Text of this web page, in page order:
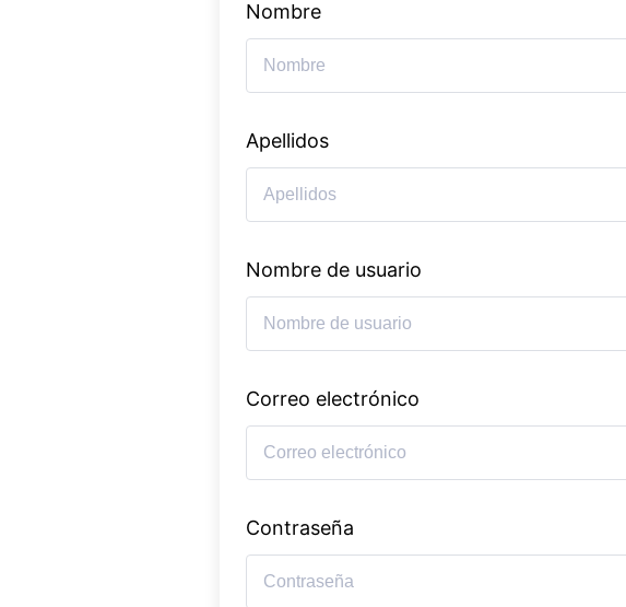
Nombre
Apellidos
Nombre de usuario
Correo electrónico
Contraseña